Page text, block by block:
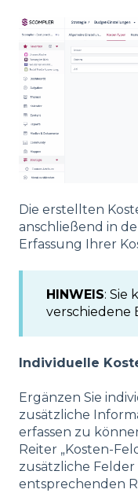
Die erstellten
anschließend in
Erfassung Ihrer
HINWEIS: Sie
verschiedene
Individuelle
Ergänzen Sie
zusätzliche
erfassen zu
Reiter „Kosten-
zusätzliche
entsprechenden